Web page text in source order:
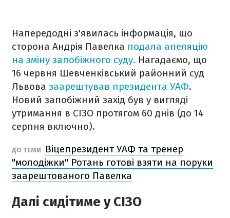
Напередодні з'явилась інформація, що
сторона Андрія Павелка подала апеляцію
на зміну запобіжного суду. Нагадаємо, що
16 червня Шевченківський районний суд
Львова заарештував президента УАФ.
Новий запобіжний захід був у вигляді
утримання в СІЗО протягом 60 днів (до 14
серпня включно).
ДО ТЕМИ
Віцепрезидент УАФ та тренер
"молодіжки" Ротань готові взяти на поруки
заарештованого Павелка
Далі сидітиме у СІЗО